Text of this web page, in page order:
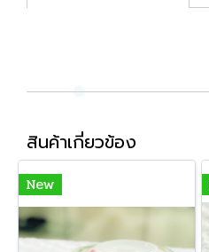
สินค้าเกี่ยวข้อง
New